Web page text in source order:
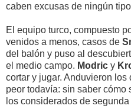
caben excusas de ningún
El equipo turco, compuesto
venidos a menos, casos de
del balón y puso al
el medio campo. Modric y
cortar y jugar. Anduvieron
peor todavía: sin saber
los considerados de